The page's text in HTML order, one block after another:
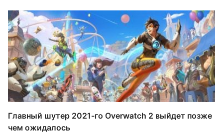
Главный шутер 2021-го Overwatch 2 выйдет позже
чем ожидалось